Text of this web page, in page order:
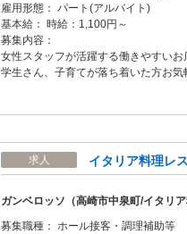
雇用形態： パート(アルバイト)
基本給： 時給：1,100円～
募集内容：
女性スタッフが活躍する働きやすいお
学生さん、子育てが落ち着いた方お気
求人 イタリア料理レ
ガンベロッソ（高崎市中泉町/イタリア
募集職種： ホール接客・調理補助等